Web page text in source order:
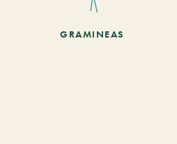
GRAMINEAS